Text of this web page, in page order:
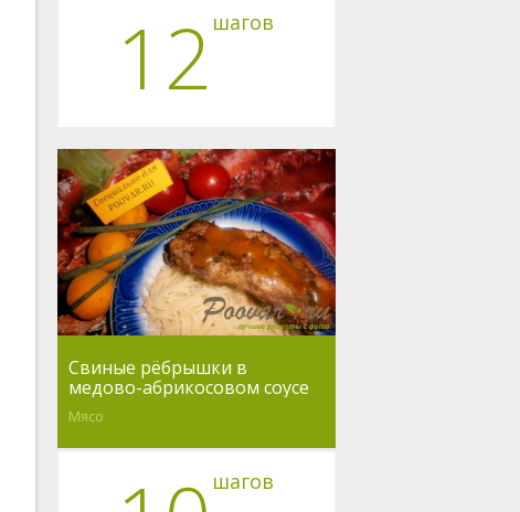
12 шагов
Свиные рёбрышки в
медово-абрикосовом соусе
Мясо
шагов